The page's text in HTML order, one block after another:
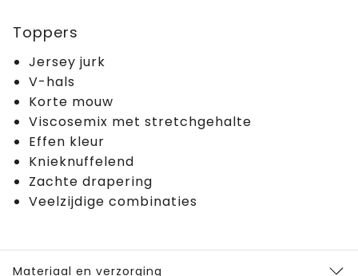
Toppers
Jersey jurk
V-hals
Korte mouw
Viscosemix met stretchgehalte
Effen kleur
Knieknuffelend
Zachte drapering
Veelzijdige combinaties
Materiaal en verzorging